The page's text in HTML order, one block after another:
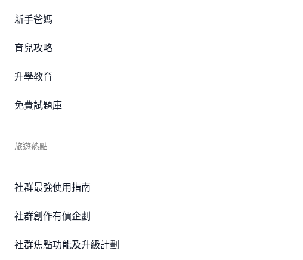
新手爸媽
育兒攻略
升學教育
免費試題庫
旅遊熱點
社群最強使用指南
社群創作有價企劃
社群焦點功能及升級計劃